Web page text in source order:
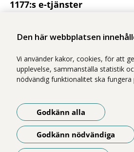
Den här webbplatsen
Vi använder kakor, cookies, för att
upplevelse, sammanställa statistik
nödvändig funktionalitet ska fungera
Godkänn alla
Godkänn nödvändiga
1177:s e-tjänster
Logga in på 1177
Vi ingår i Stockholms läns sjukvårdsområde
sjukvård i Region Stockholms regi.
Illustrationerna på webbplatsen är gjorda av
är tagna av Yanan Li, om inget annat anges.